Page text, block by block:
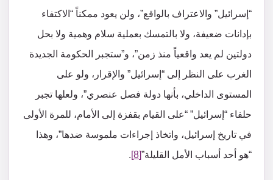
“إسرائيل” والاعتراف بالواقع”، ولن يعود ممكناً “الاكتفاء
بإدانات ضعيفة، ولا بالتمسك بعملية سلام وهمية ولا بحل
دولتين لم يعد واقعياً منذ زمن”، و”ستجبر الحكومة الجديدة
الغرب على النظر إلى “إسرائيل” والإقرار، ولو على
المستوى الداخلي، بأنها دولة فصل عنصري”، ولعلها تجبر
حلفاء “إسرائيل” “على القيام بقفزة إلى الأمام، للمرة الأولى
في تاريخ إسرائيل، واتخاذ إجراءات ملموسة ضدها”، وهذا
“هو أحد أسباب الأمل القليلة”[8]
.